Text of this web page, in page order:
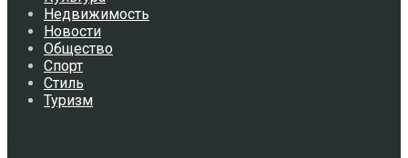
Недвижимость
Новости
Общество
Спорт
Стиль
Туризм